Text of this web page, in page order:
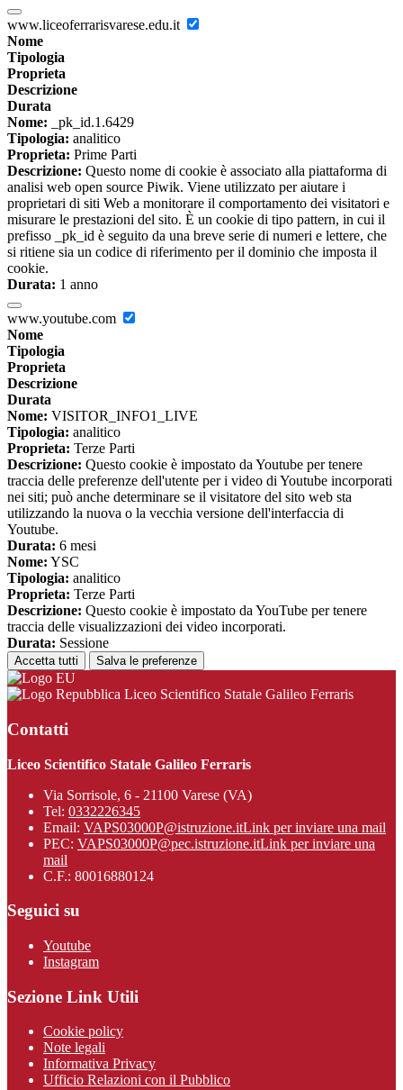
www.liceoferrarisvarese.edu.it
Nome
Tipologia
Proprieta
Descrizione
Durata
Nome: _pk_id.1.6429
Tipologia: analitico
Proprieta: Prime Parti
Descrizione: Questo nome di cookie è associato alla piattaforma di
analisi web open source Piwik. Viene utilizzato per aiutare i
proprietari di siti Web a monitorare il comportamento dei visitatori e
misurare le prestazioni del sito. È un cookie di tipo pattern, in cui il
prefisso _pk_id è seguito da una breve serie di numeri e lettere, che
si ritiene sia un codice di riferimento per il dominio che imposta il
cookie.
Durata: 1 anno
www.youtube.com
Nome
Tipologia
Proprieta
Descrizione
Durata
Nome: VISITOR_INFO1_LIVE
Tipologia: analitico
Proprieta: Terze Parti
Descrizione: Questo cookie è impostato da Youtube per tenere
traccia delle preferenze dell'utente per i video di Youtube incorporati
nei siti; può anche determinare se il visitatore del sito web sta
utilizzando la nuova o la vecchia versione dell'interfaccia di
Youtube.
Durata: 6 mesi
Nome: YSC
Tipologia: analitico
Proprieta: Terze Parti
Descrizione: Questo cookie è impostato da YouTube per tenere
traccia delle visualizzazioni dei video incorporati.
Durata: Sessione
Accetta tutti Salva le preferenze
Liceo Scientifico Statale Galileo Ferraris
Contatti
Liceo Scientifico Statale Galileo Ferraris
Via Sorrisole, 6 - 21100 Varese (VA)
Tel: 0332226345
Email: VAPS03000P@istruzione.itLink per inviare una mail
PEC: VAPS03000P@pec.istruzione.itLink per inviare una
mail
C.F.: 80016880124
Seguici su
Youtube
Instagram
Sezione Link Utili
Cookie policy
Note legali
Informativa Privacy
Ufficio Relazioni con il Pubblico